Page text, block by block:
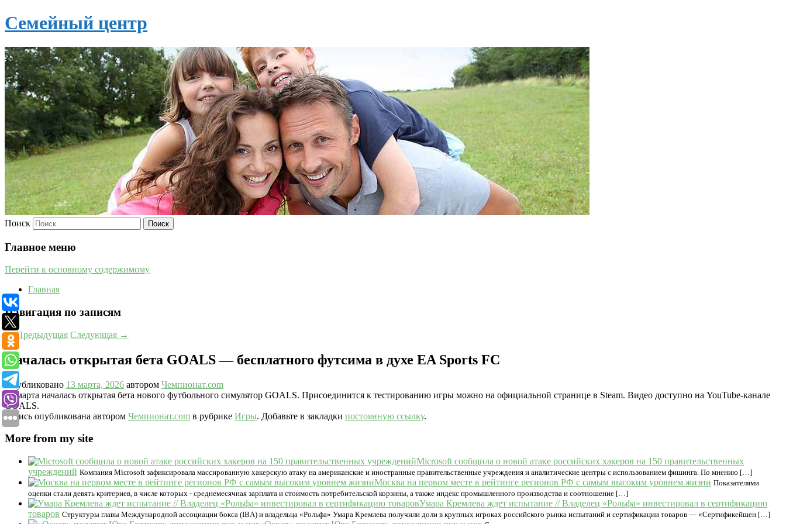
Семейный центр
Поиск
Главное меню
Перейти к основному содержимому
Главная
Навигация по записям
←Предыдущая Следующая →
Началась открытая бета GOALS — бесплатного футсима в духе EA Sports FC
Опубликовано 13 марта, 2026 автором Чемпионат.com
13 марта началась открытая бета нового футбольного симулятор GOALS. Присоединится к тестированию игры можно на официальной странице в Steam. Видео доступно на YouTube-канале
GOALS.
Запись опубликована автором Чемпионат.com в рубрике Игры. Добавьте в закладки постоянную ссылку.
More from my site
Microsoft сообщила о новой атаке российских хакеров на 150 правительственных
учреждений Компания Microsoft зафиксировала массированную хакерскую атаку на американские и иностранные правительственные учреждения и аналитические центры с использованием фишинга. По мнению […]
Москва на первом месте в рейтинге регионов РФ с самым высоким уровнем жизни Показателями
оценки стали девять критериев, в числе которых - среднемесячная зарплата и стоимость потребительской корзины, а также индекс промышленного производства и соотношение […]
Умара Кремлева ждет испытание // Владелец «Рольфа» инвестировал в сертификацию
товаров Структуры главы Международной ассоциации бокса (IBA) и владельца «Рольфа» Умара Кремлева получили доли в крупных игроках российского рынка испытаний и сертификации товаров — «Сертификейшен […]